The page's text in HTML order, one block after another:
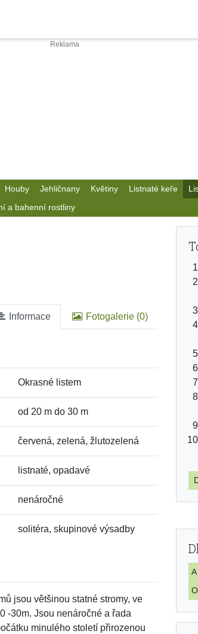
Houby Jehličnany Květiny Listnaté keře
a bahenní rostliny
Informace Fotogalerie (0)
Okrasné listem
od 20 m do 30 m
červená, zelená, žlutozelená
listnaté, opadavé
nenáročné
solitéra, skupinové výsadby
jsou většinou statné stromy, ve
-30m. Jsou nenáročné a řada
minulého století přirozenou
A
O